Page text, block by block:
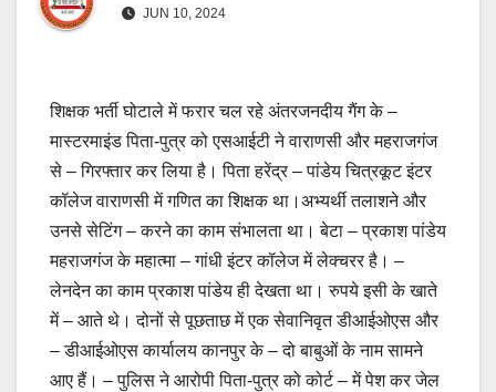
JUN 10, 2024
शिक्षक भर्ती घोटाले में फरार चल रहे अंतरजनदीय गैंग के –
मास्टरमाइंड पिता-पुत्र को एसआईटी ने वाराणसी और महराजगंज
से – गिरफ्तार कर लिया है। पिता हरेंद्र – पांडेय चित्रकूट इंटर
कॉलेज वाराणसी में गणित का शिक्षक था।अभ्यर्थी तलाशने और
उनसे सेटिंग – करने का काम संभालता था। बेटा – प्रकाश पांडेय
महराजगंज के महात्मा – गांधी इंटर कॉलेज में लेक्चरर है। –
लेनदेन का काम प्रकाश पांडेय ही देखता था। रुपये इसी के खाते
में – आते थे। दोनों से पूछताछ में एक सेवानिवृत डीआईओएस और
– डीआईओएस कार्यालय कानपुर के – दो बाबुओं के नाम सामने
आए हैं। – पुलिस ने आरोपी पिता-पुत्र को कोर्ट – में पेश कर जेल